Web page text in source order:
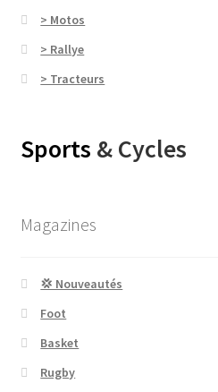
> Motos
> Rallye
> Tracteurs
Sports & Cycles
Magazines
💢 Nouveautés
Foot
Basket
Rugby